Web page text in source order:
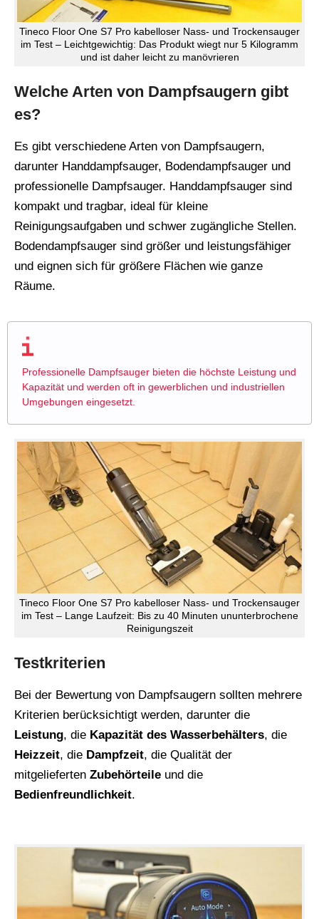
Tineco Floor One S7 Pro kabelloser Nass- und Trockensauger
im Test – Leichtgewichtig: Das Produkt wiegt nur 5 Kilogramm
und ist daher leicht zu manövrieren
Welche Arten von Dampfsaugern gibt
es?
Es gibt verschiedene Arten von Dampfsaugern,
darunter Handdampfsauger, Bodendampfsauger und
professionelle Dampfsauger. Handdampfsauger sind
kompakt und tragbar, ideal für kleine
Reinigungsaufgaben und schwer zugängliche Stellen.
Bodendampfsauger sind größer und leistungsfähiger
und eignen sich für größere Flächen wie ganze
Räume.
Professionelle Dampfsauger bieten die höchste Leistung und
Kapazität und werden oft in gewerblichen und industriellen
Umgebungen eingesetzt.
Tineco Floor One S7 Pro kabelloser Nass- und Trockensauger
im Test – Lange Laufzeit: Bis zu 40 Minuten ununterbrochene
Reinigungszeit
Testkriterien
Bei der Bewertung von Dampfsaugern sollten mehrere
Kriterien berücksichtigt werden, darunter die
Leistung, die Kapazität des Wasserbehälters, die
Heizzeit, die Dampfzeit, die Qualität der
mitgelieferten Zubehörteile und die
Bedienfreundlichkeit.